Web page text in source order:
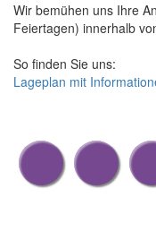
Wir bemühen uns Ihre
Feiertagen) innerhalb
So finden Sie uns:
Lageplan mit